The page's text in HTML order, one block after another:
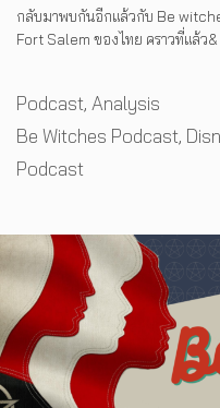
กลับมาพบกันอีกแล้วกับ Be
Fort Salem ของไทย คราวที่แล้ว&
Categories
Podcast, Analysis
Tags
Be Witches Podcast,
Podcast